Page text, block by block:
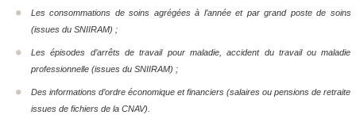
Les consommations de soins agrégées à l’année et par grand poste de soins
(issues du SNIIRAM) ;
Les épisodes d’arrêts de travail pour maladie, accident du travail ou maladie
professionnelle (issues du SNIIRAM) ;
Des informations d’ordre économique et financiers (salaires ou pensions de retraite
issues de fichiers de la CNAV).